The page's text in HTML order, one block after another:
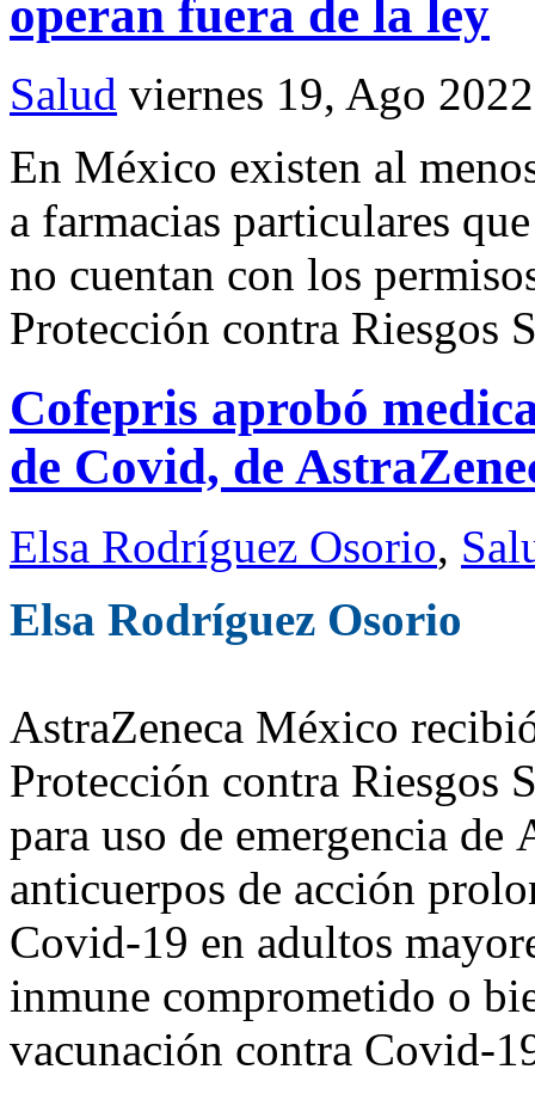
operan fuera de la ley
Salud viernes 19, Ago 2022
En México existen al
a farmacias particulares
no cuentan con los
Protección contra Riesgos
Cofepris aprobó
de Covid, de
Elsa Rodríguez Osorio,
Elsa Rodríguez Osorio
AstraZeneca México
Protección contra Riesgos
para uso de emergencia
anticuerpos de acción
Covid-19 en adultos
inmune comprometido o
vacunación contra Covid-